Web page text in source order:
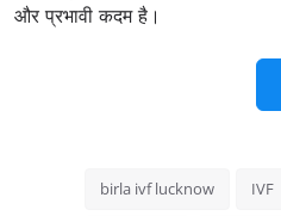
और प्रभावी कदम है।
birla ivf lucknow IVF